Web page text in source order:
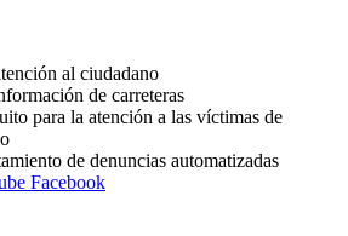
al ciudadano
de carreteras
para la atención a las víctimas de
de denuncias automatizadas
Facebook